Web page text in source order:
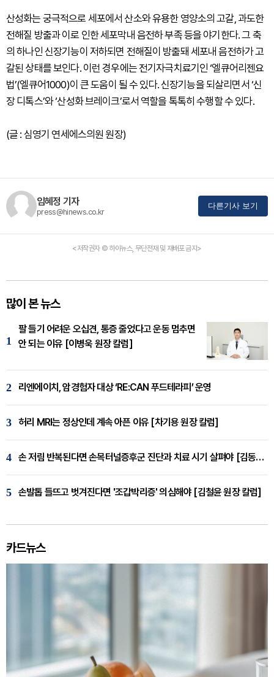
산성화는 궁극적으로 세포에서 산소와 유용한 영양소의 고갈, 과도한
전해질 방출과 이로 인한 세포막내 음전하 부족 등을 야기한다. 그 축
의 하나인 신장기능이 저하되면 전해질이 방출돼 세포내 음전하가 고
갈된 상태를 보인다. 이런 경우에는 전기자극치료기인 ‘엘큐어리젠요
법’(엘큐어1000)이 큰 도움이 될 수 있다. 신장기능을 되살리면서 ‘신
장 디톡스’와 ‘산성화 브레이크’로서 역할을 톡톡히 수행할 수 있다.
(글 : 심영기 연세에스의원 원장)
임혜정 기자
press@hinews.co.kr
다른기사 보기
<저작권자 © 하이뉴스, 무단전재 및 재배포 금지>
많이 본 뉴스
1
팔 들기 어려운 오십견, 통증 줄었다고 운동 멈추면
안 되는 이유 [이병욱 원장 칼럼]
2 리엔에이치, 암경험자 대상 ‘RE:CAN 푸드테라피’ 운영
3 허리 MRI는 정상인데 계속 아픈 이유 [차기용 원장 칼럼]
4 손 저림 반복된다면 손목터널증후군 진단과 치료 시기 살펴야 [김동현 원장 칼럼]
5 손발톱 들뜨고 벗겨진다면 '조갑박리증' 의심해야 [김철윤 원장 칼럼]
카드뉴스